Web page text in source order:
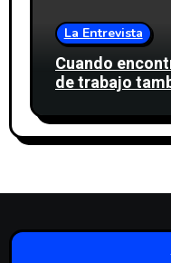
La Entrevista
Cuando
de trabajo